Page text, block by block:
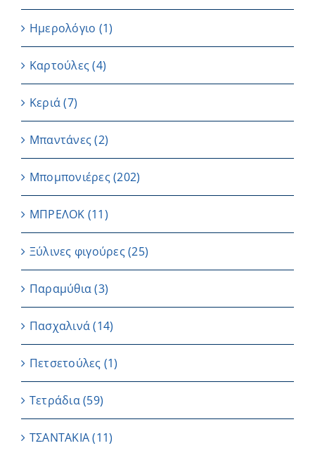
Ημερολόγιο (1)
Καρτούλες (4)
Κεριά (7)
Μπαντάνες (2)
Μπομπονιέρες(202)
ΜΠΡΕΛΟΚ (11)
Ξύλινες φιγούρες(25)
Παραμύθια (3)
Πασχαλινά (14)
Πετσετούλες (1)
Τετράδια(59)
ΤΣΑΝΤΑΚΙΑ (11)